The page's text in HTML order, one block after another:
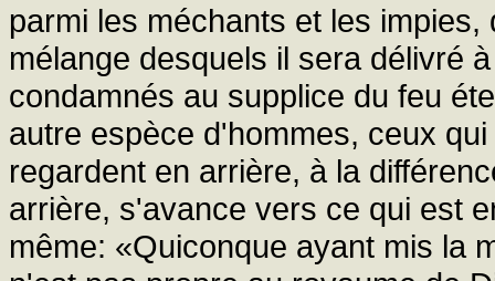
parmi les méchants et les
mélange desquels il sera délivré
condamnés au supplice du feu
autre espèce d'hommes, ceux
regardent en arrière, à la
arrière, s'avance vers ce qui est
même: «Quiconque ayant mis la